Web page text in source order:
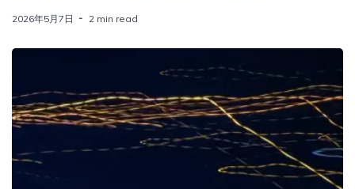
2026年5月7日 2 min read